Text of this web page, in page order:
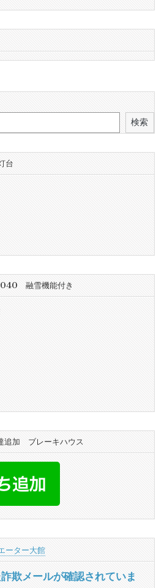
検索
台
融雪機能付き
加 ブレーキハウス
ター大館
欺メールが確認されていま